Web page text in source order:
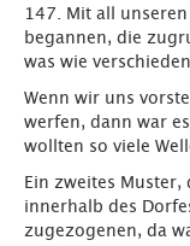
147. Mit all
begannen, die
was wie
Wenn wir uns
werfen, dann war
wollten so viele
Ein zweites Muster,
innerhalb des
zugezogenen, da